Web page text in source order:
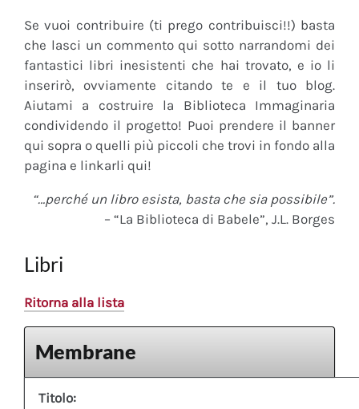
Se vuoi contribuire (ti prego contribuisci!!) basta
che lasci un commento qui sotto narrandomi dei
fantastici libri inesistenti che hai trovato, e io li
inserirò, ovviamente citando te e il tuo blog.
Aiutami a costruire la Biblioteca Immaginaria
condividendo il progetto! Puoi prendere il banner
qui sopra o quelli più piccoli che trovi in fondo alla
pagina e linkarli qui!
“…perché un libro esista, basta che sia possibile”.
– “La Biblioteca di Babele”, J.L. Borges
Libri
Ritorna alla lista
Membrane
Titolo: